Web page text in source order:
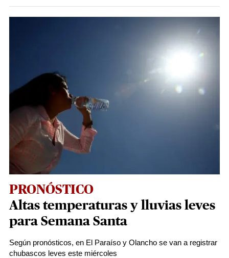
PRONÓSTICO
Altas temperaturas y lluvias leves
para Semana Santa
Según pronósticos, en El Paraíso y Olancho se van a registrar
chubascos leves este miércoles